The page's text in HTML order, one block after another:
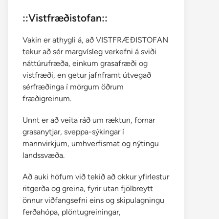
::Vistfræðistofan::
Vakin er athygli á, að VISTFRÆÐISTOFAN
tekur að sér margvísleg verkefni á sviði
náttúrufræða, einkum grasafræði og
vistfræði, en getur jafnframt útvegað
sérfræðinga í mörgum öðrum
fræðigreinum.
Unnt er að veita ráð um ræktun, fornar
grasanytjar, sveppa-sýkingar í
mannvirkjum, umhverfismat og nýtingu
landssvæða.
Að auki höfum við tekið að okkur yfirlestur
ritgerða og greina, fyrir utan fjölbreytt
önnur viðfangsefni eins og skipulagningu
ferðahópa, plöntugreiningar,